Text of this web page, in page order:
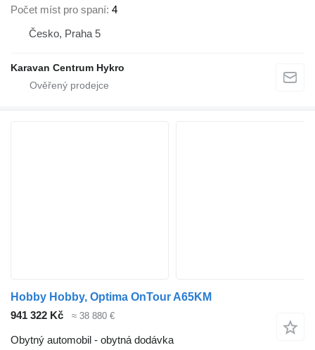
Počet míst pro spaní 4
Česko, Praha 5
Karavan Centrum Hykro
Hobby Hobby, Optima OnTour A65KM
941 322 Kč
≈ 38 880 €
Obytný automobil - obytná dodávka